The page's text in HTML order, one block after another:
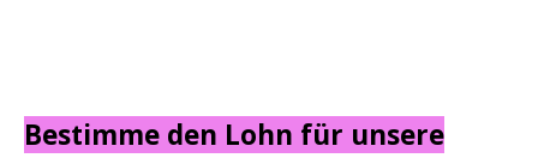
Bestimme den Lohn für unsere